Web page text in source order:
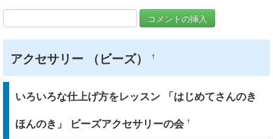
アクセサリー （ビーズ）†
いろいろな仕上げ方をレッスン 「はじめてさんのき
ほんのき」 ビーズアクセサリーの会†